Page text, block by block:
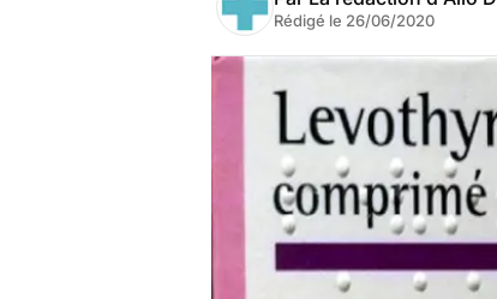
Rédigé le 26/06/2020